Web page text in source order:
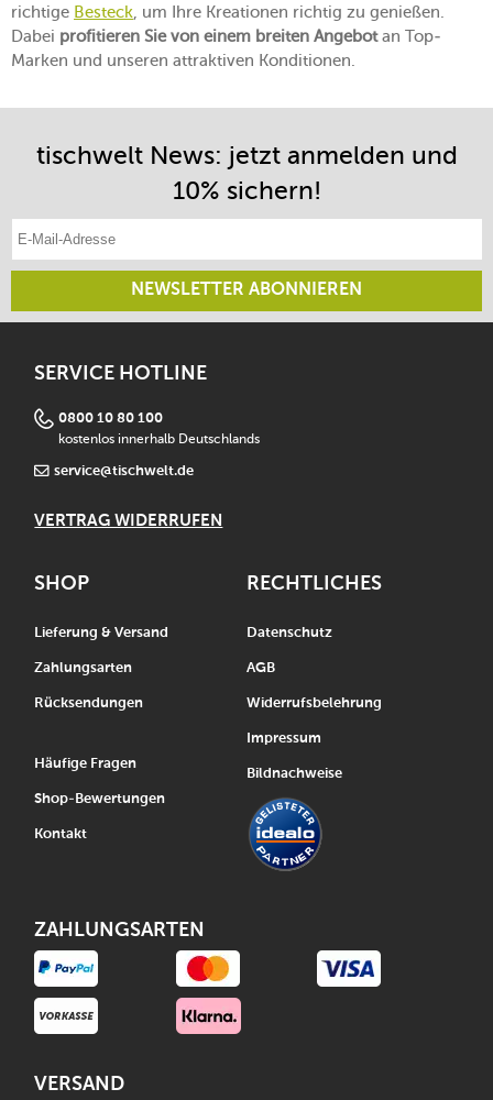
richtige Besteck, um Ihre Kreationen richtig zu genießen.
Dabei profitieren Sie von einem breiten Angebotan Top-
Marken und unseren attraktiven Konditionen.
tischwelt News: jetzt anmelden und
10% sichern!
NEWSLETTER ABONNIEREN
SERVICE HOTLINE
0800 10 80 100
kostenlos innerhalb Deutschlands
service@tischwelt.de
VERTRAG WIDERRUFEN
SHOP
Lieferung & Versand
Zahlungsarten
Rücksendungen
Häufige Fragen
Shop-Bewertungen
Kontakt
RECHTLICHES
Datenschutz
AGB
Widerrufsbelehrung
Impressum
Bildnachweise
ZAHLUNGSARTEN
VERSAND